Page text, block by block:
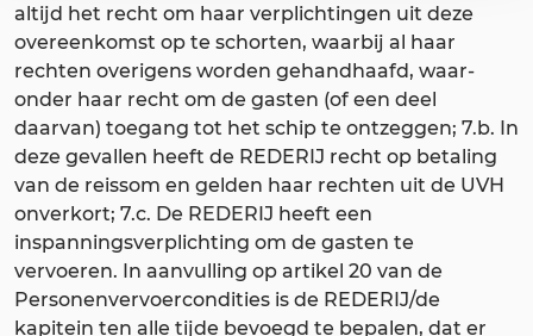
altijd het recht om haar verplichtingen uit deze
overeenkomst op te schorten, waarbij al haar
rechten overigens worden gehandhaafd, waar-
onder haar recht om de gasten (of een deel
daarvan) toegang tot het schip te ontzeggen; 7.b. In
deze gevallen heeft de REDERIJ recht op betaling
van de reissom en gelden haar rechten uit de UVH
onverkort; 7.c. De REDERIJ heeft een
inspanningsverplichting om de gasten te
vervoeren. In aanvulling op artikel 20 van de
Personenvervoercondities is de REDERIJ/de
kapitein ten alle tijde bevoegd te bepalen, dat er